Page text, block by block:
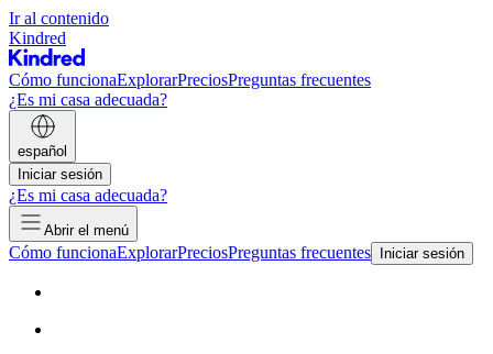
Ir al contenido
Kindred
Cómo funcionaExplorarPreciosPreguntas frecuentes
¿Es mi casa adecuada?
español
Iniciar sesión
¿Es mi casa adecuada?
Abrir el menú
Cómo funcionaExplorarPreciosPreguntas frecuentes Iniciar sesión